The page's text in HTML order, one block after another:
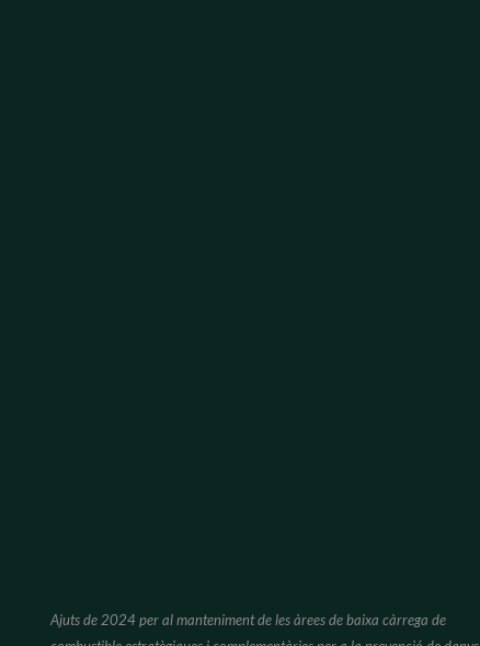
Ajuts de 2024 per al manteniment de les àrees de baixa càrrega de